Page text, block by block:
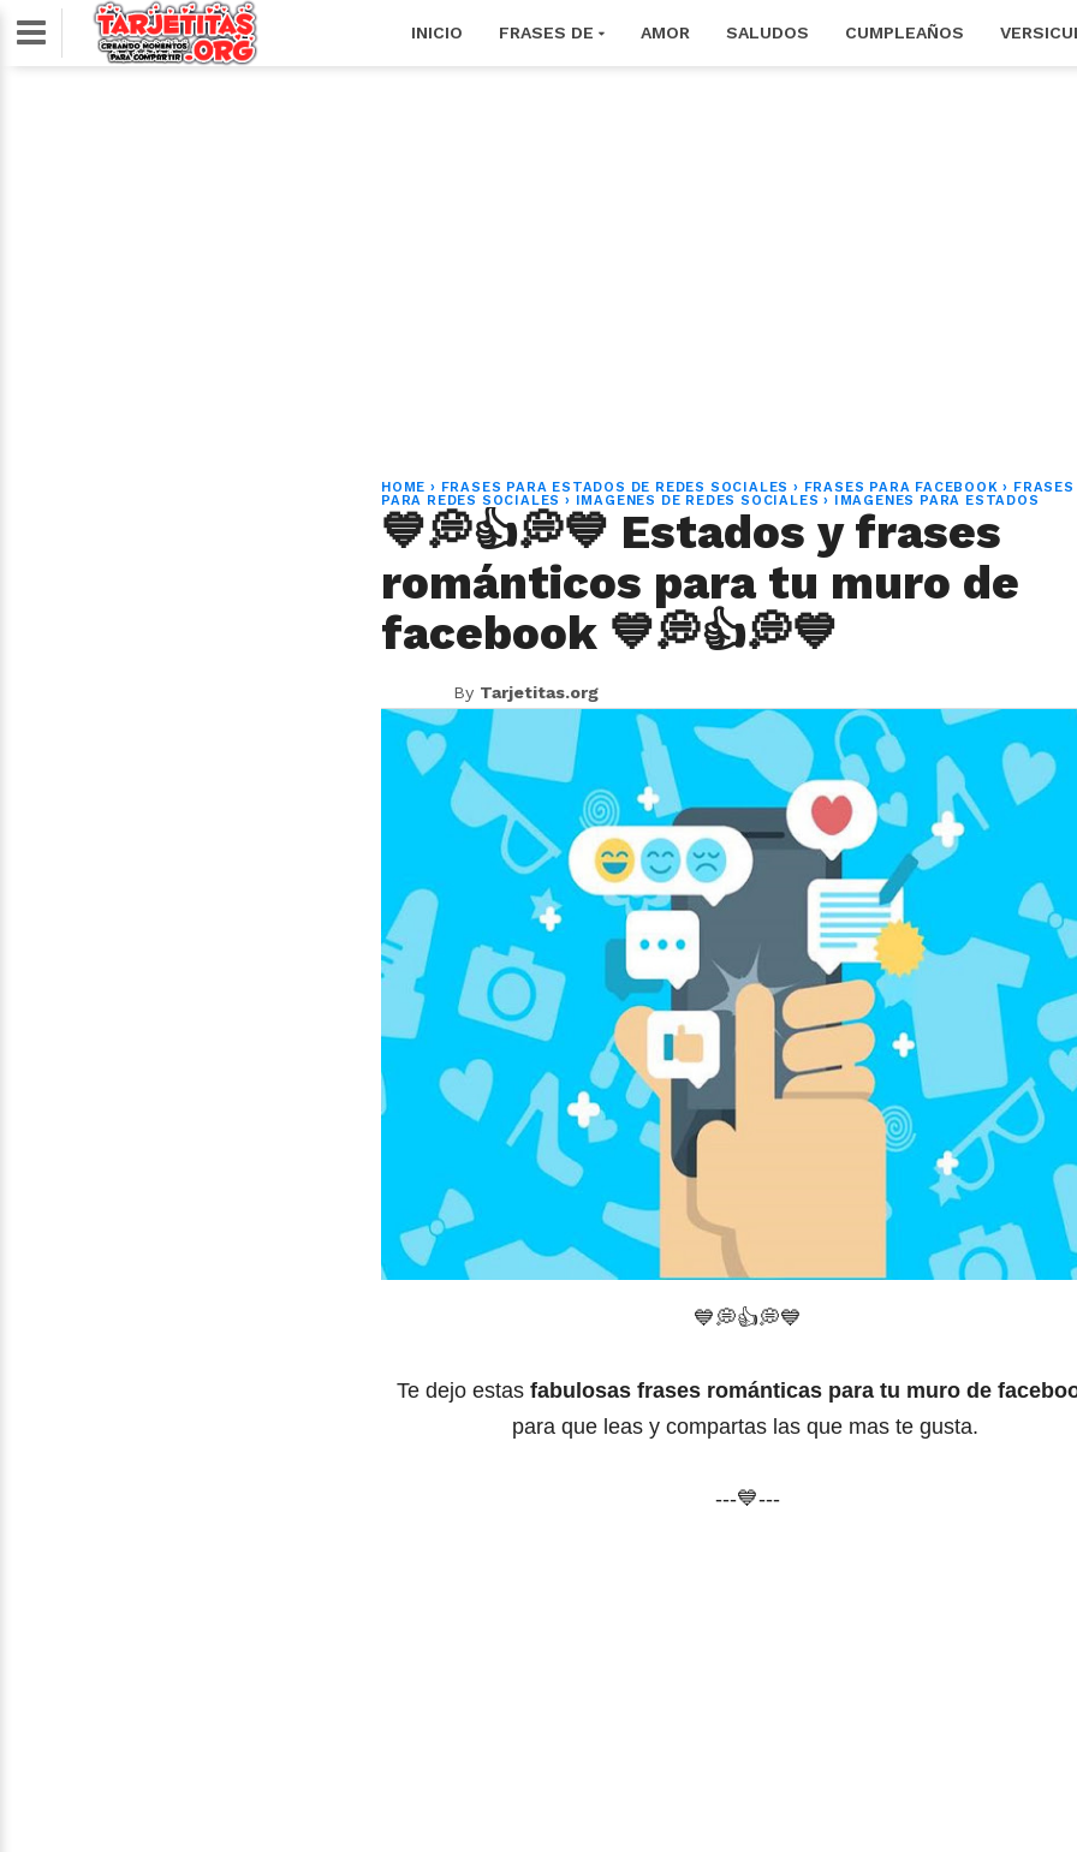
INICIO FRASES DE AMOR SALUDOS CUMPLEAÑOS
HOME › FRASES PARA ESTADOS DE REDES SOCIALES › FRASES PARA FACEBOOK › FRASES
PARA REDES SOCIALES › IMAGENES DE REDES SOCIALES › IMAGENES PARA ESTADOS
💙💭👍💭💙 Estados y frases
románticos para tu muro de
facebook 💙💭👍💭💙
By Tarjetitas.org
💙💭👍💭💙
Te dejo estas fabulosas frases románticas para tu muro de
para que leas y compartas las que mas te gusta.
---💙---